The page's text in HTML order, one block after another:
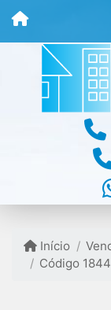
Início
Código 1844